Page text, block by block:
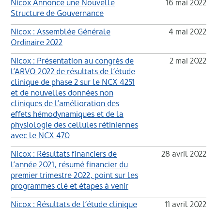
Nicox Annonce une Nouvelle
Structure de Gouvernance
16 mai 2022
Nicox : Assemblée Générale
Ordinaire 2022
4 mai 2022
Nicox : Présentation au congrès de
l’ARVO 2022 de résultats de l’étude
clinique de phase 2 sur le NCX 4251
et de nouvelles données non
cliniques de l’amélioration des
effets hémodynamiques et de la
physiologie des cellules rétiniennes
avec le NCX 470
2 mai 2022
Nicox : Résultats financiers de
l’année 2021, résumé financier du
premier trimestre 2022, point sur les
programmes clé et étapes à venir
28 avril 2022
Nicox : Résultats de l’étude clinique
11 avril 2022